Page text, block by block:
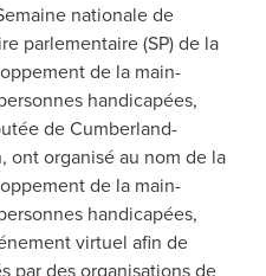
nationale de
parlementaire (SP) de la
de la main-
handicapées,
deCumberland-
ont organisé au nom de la
de la main-
handicapées,
virtuel afin de